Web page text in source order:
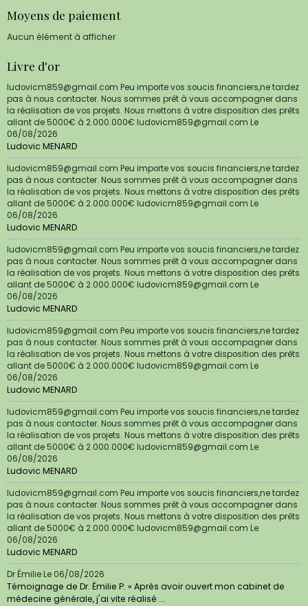
Moyens de paiement
Aucun élément à afficher
Livre d'or
ludovicm859@gmail.com Peu importe vos soucis financiers,ne tardez
pas à nous contacter. Nous sommes prêt à vous accompagner dans
la réalisation de vos projets. Nous mettons à votre disposition des prêts
allant de 5000€ à 2.000.000€ ludovicm859@gmail.com Le
06/08/2026
Ludovic MENARD
ludovicm859@gmail.com Peu importe vos soucis financiers,ne tardez
pas à nous contacter. Nous sommes prêt à vous accompagner dans
la réalisation de vos projets. Nous mettons à votre disposition des prêts
allant de 5000€ à 2.000.000€ ludovicm859@gmail.com Le
06/08/2026
Ludovic MENARD
ludovicm859@gmail.com Peu importe vos soucis financiers,ne tardez
pas à nous contacter. Nous sommes prêt à vous accompagner dans
la réalisation de vos projets. Nous mettons à votre disposition des prêts
allant de 5000€ à 2.000.000€ ludovicm859@gmail.com Le
06/08/2026
Ludovic MENARD
ludovicm859@gmail.com Peu importe vos soucis financiers,ne tardez
pas à nous contacter. Nous sommes prêt à vous accompagner dans
la réalisation de vos projets. Nous mettons à votre disposition des prêts
allant de 5000€ à 2.000.000€ ludovicm859@gmail.com Le
06/08/2026
Ludovic MENARD
ludovicm859@gmail.com Peu importe vos soucis financiers,ne tardez
pas à nous contacter. Nous sommes prêt à vous accompagner dans
la réalisation de vos projets. Nous mettons à votre disposition des prêts
allant de 5000€ à 2.000.000€ ludovicm859@gmail.com Le
06/08/2026
Ludovic MENARD
ludovicm859@gmail.com Peu importe vos soucis financiers,ne tardez
pas à nous contacter. Nous sommes prêt à vous accompagner dans
la réalisation de vos projets. Nous mettons à votre disposition des prêts
allant de 5000€ à 2.000.000€ ludovicm859@gmail.com Le
06/08/2026
Ludovic MENARD
Dr ÉmilieLe 06/08/2026
Témoignage de Dr. Émilie P. « Après avoir ouvert mon cabinet de
médecine générale, j'ai vite réalisé ...